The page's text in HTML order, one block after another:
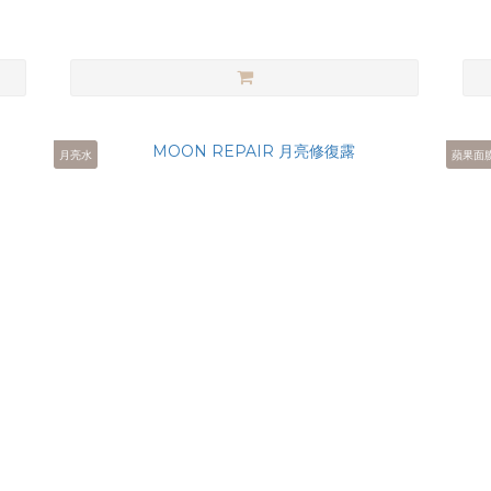
月亮水 蘋果面